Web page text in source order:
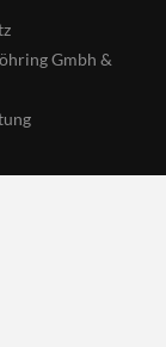
Gmbh &